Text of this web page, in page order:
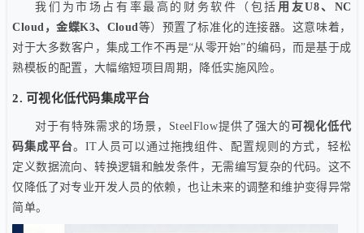
我们为市场占有率最高的财务软件（包括 用友U8、NC
Cloud，金蝶K3、Cloud等）预置了标准化的连接器。这意味着，
对于大多数客户，集成工作不再是“从零开始”的编码，而是基于成
熟模板的配置，大幅缩短项目周期，降低实施风险。
2. 可视化低代码集成平台
对于有特殊需求的场景，SteelFlow提供了强大的 可视化低代
码集成平台。IT人员可以通过拖拽组件、配置规则的方式，轻松
定义数据流向、转换逻辑和触发条件，无需编写复杂的代码。这不
仅降低了对专业开发人员的依赖，也让未来的调整和维护变得异常
简单。